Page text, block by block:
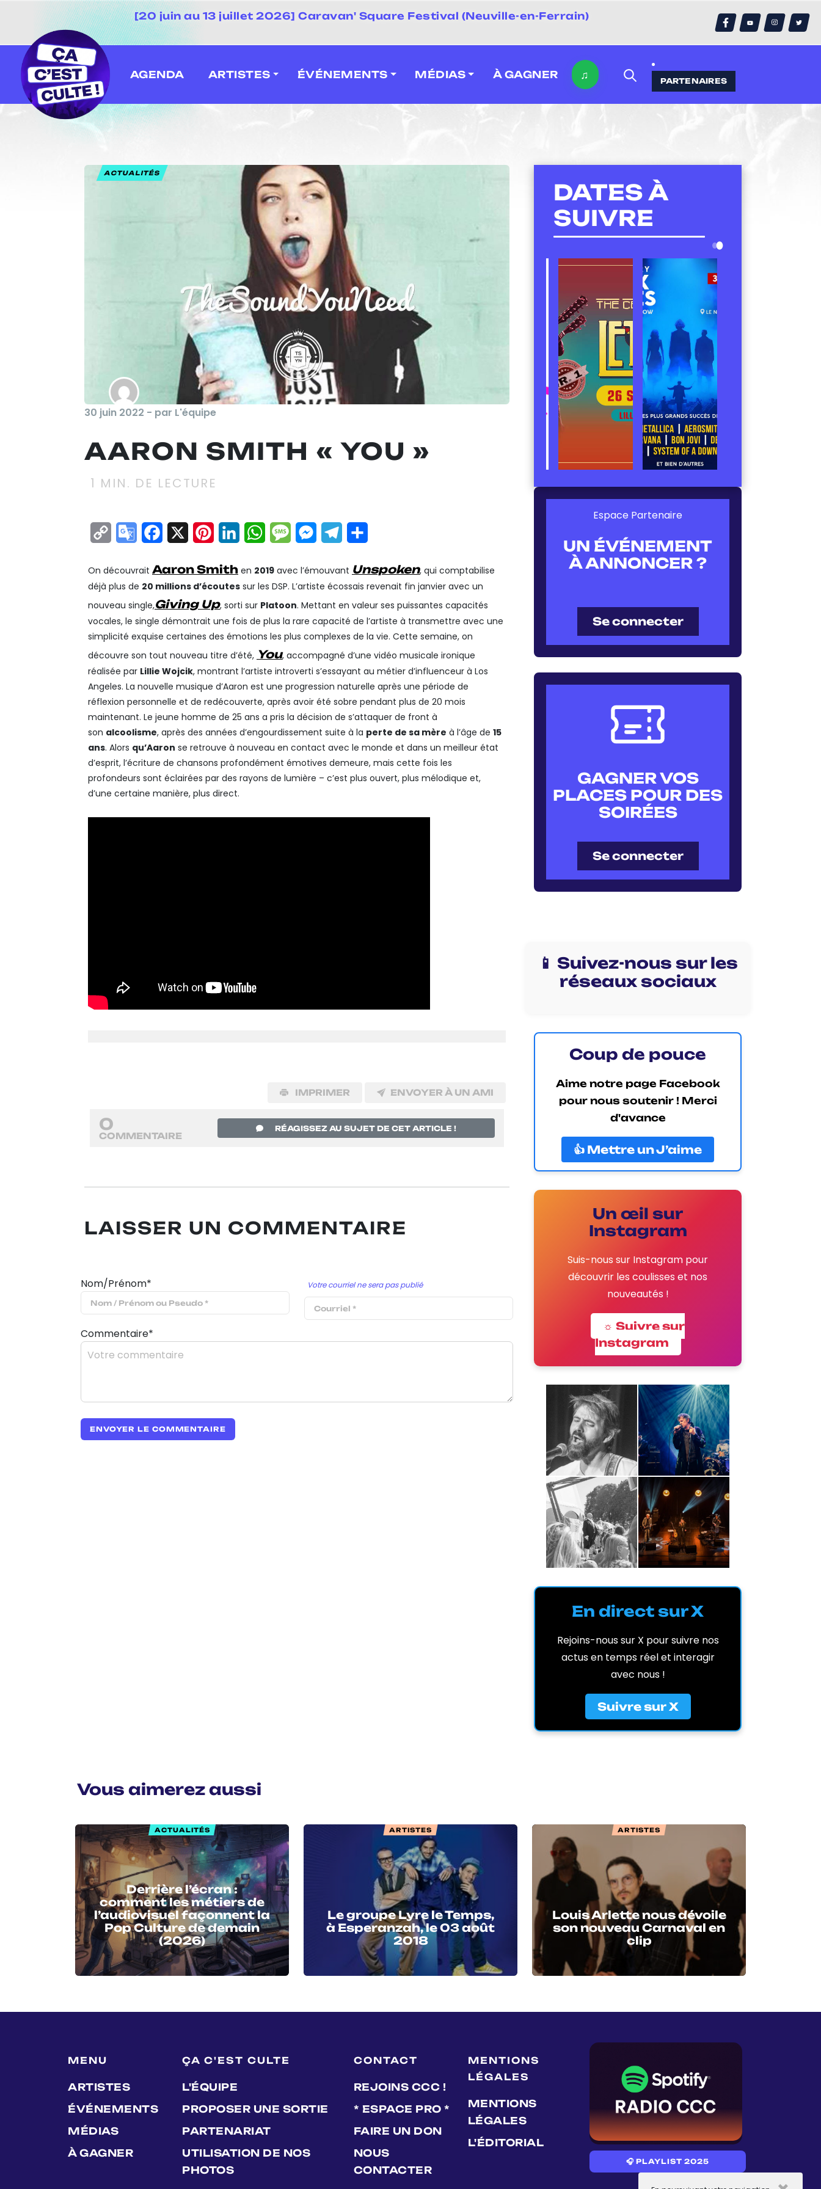
[20 juin au 13 juillet 2026] Caravan' Square Festival (Neuville-en-Ferrain)
AGENDA ARTISTES ÉVÉNEMENTS MÉDIAS À GAGNER ♫ PARTENAIRES
ACTUALITÉS
30 juin 2022 - par L'équipe
AARON SMITH « YOU »
1 MIN. DE LECTURE
Copy GoogleFacebook
X Pinterest
LinkedInWhatsApp
MessageMessenger
Telegram
On découvrait Aaron Smith en 2019 avec l’émouvant Unspoken, qui comptabilise
déjà plus de 20 millions d’écoutes sur les DSP. L’artiste écossais revenait fin janvier avec un
nouveau single,Giving Up, sorti sur Platoon. Mettant en valeur ses puissantes capacités
vocales, le single démontrait une fois de plus la rare capacité de l’artiste à transmettre avec une
simplicité exquise certaines des émotions les plus complexes de la vie. Cette semaine, on
découvre son tout nouveau titre d’été, You, accompagné d’une vidéo musicale ironique
réalisée par Lillie Wojcik, montrant l’artiste introverti s’essayant au métier d’influenceur à Los
Angeles. La nouvelle musique d’Aaron est une progression naturelle après une période de
réflexion personnelle et de redécouverte, après avoir été sobre pendant plus de 20 mois
maintenant. Le jeune homme de 25 ans a pris la décision de s’attaquer de front à
son alcoolisme, après des années d’engourdissement suite à la perte de sa mère à l’âge de 15
ans. Alors qu’Aaron se retrouve à nouveau en contact avec le monde et dans un meilleur état
d’esprit, l’écriture de chansons profondément émotives demeure, mais cette fois les
profondeurs sont éclairées par des rayons de lumière – c’est plus ouvert, plus mélodique et,
d’une certaine manière, plus direct.
IMPRIMER ENVOYER À UN AMI
0
COMMENTAIRE
RÉAGISSEZ AU SUJET DE CET ARTICLE !
LAISSER UN COMMENTAIRE
Nom/Prénom* Votre courriel ne sera pas publié
Commentaire*
DATES À
SUIVRE
Espace Partenaire
UN ÉVÉNEMENT
À ANNONCER ?
Se connecter
GAGNER VOS
PLACES POUR DES
SOIRÉES
Se connecter
📱 Suivez-nous sur les
réseaux sociaux
Coup de pouce
Aime notre page Facebook
pour nous soutenir ! Merci
d'avance
👍 Mettre un J’aime
Un œil sur
Instagram
Suis-nous sur Instagram pour
découvrir les coulisses et nos
nouveautés !
☼ Suivre sur
Instagram
En direct sur X
Rejoins-nous sur X pour suivre nos
actus en temps réel et interagir
avec nous !
Suivre sur X
Vous aimerez aussi
ACTUALITÉS
Derrière l’écran :
comment les métiers de
l’audiovisuel façonnent la
Pop Culture de demain
(2026)
ARTISTES
Le groupe Lyre le Temps,
à Esperanzah, le 03 août
2018
ARTISTES
Louis Arlette nous dévoile
son nouveau Carnaval en
clip
MENU
ARTISTES
ÉVÉNEMENTS
MÉDIAS
À GAGNER
ÇA C'EST CULTE
L'ÉQUIPE
PROPOSER UNE SORTIE
PARTENARIAT
UTILISATION DE NOS
PHOTOS
CONTACT
REJOINS CCC !
* ESPACE PRO *
FAIRE UN DON
NOUS
CONTACTER
MENTIONS
LÉGALES
MENTIONS
LÉGALES
L'ÉDITORIAL
🎧 PLAYLIST 2025